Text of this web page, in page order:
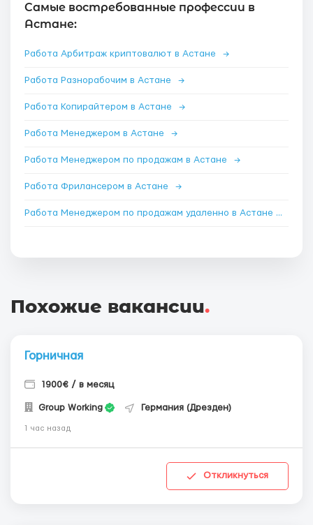
Самые востребованные профессии в
Астане:
Работа Арбитраж криптовалют в Астане →
Работа Разнорабочим в Астане →
Работа Копирайтером в Астане →
Работа Менеджером в Астане →
Работа Менеджером по продажам в Астане →
Работа Фрилансером в Астане →
Работа Менеджером по продажам удаленно в Астане→
Похожие вакансии.
Горничная
1900€ / в месяц
Group Working Германия (Дрезден)
1 час назад
Откликнуться